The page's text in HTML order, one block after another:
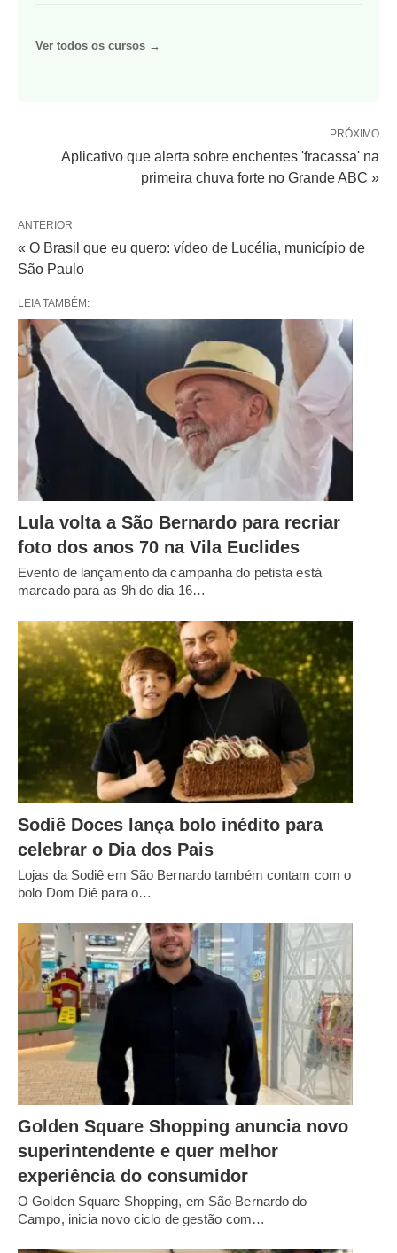
Ver todos os cursos →
PRÓXIMO
Aplicativo que alerta sobre enchentes 'fracassa' na
primeira chuva forte no Grande ABC »
ANTERIOR
« O Brasil que eu quero: vídeo de Lucélia, município de
São Paulo
LEIA TAMBÉM:
Lula volta a São Bernardo para recriar
foto dos anos 70 na Vila Euclides
Evento de lançamento da campanha do petista está
marcado para as 9h do dia 16…
Sodiê Doces lança bolo inédito para
celebrar o Dia dos Pais
Lojas da Sodiê em São Bernardo também contam com o
bolo Dom Diê para o…
Golden Square Shopping anuncia novo
superintendente e quer melhor
experiência do consumidor
O Golden Square Shopping, em São Bernardo do
Campo, inicia novo ciclo de gestão com…